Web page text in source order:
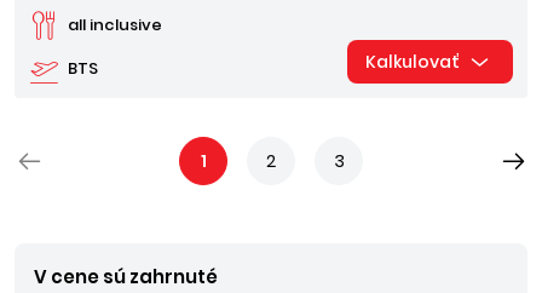
BTS
all inclusive
Kalkulovať
1 2 3
V cene sú zahrnuté